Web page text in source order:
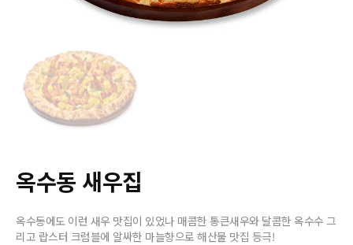
옥수동 새우집
옥수동에도 이런 새우 맛집이 있었나 매콤한 통큰새우와 달콤한 옥수수 그
리고 랍스터 크럼블에 알싸한 마늘향으로 해산물 맛집 등극!